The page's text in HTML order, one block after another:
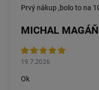
Prvý nákup ,bolo to na
MICHAL MAGÁŇ
19.7.2026
Ok